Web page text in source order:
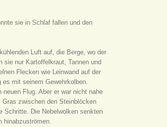
sie in Schlaf fallen und den
Luft auf, die Berge, wo der
sie nur Kartoffelkraut, Tannen und
Flecken wie Leinwand auf der
mit seinem Gewehrkolben.
Flug. Aber er war nicht nahe
zwischen den Steinblöcken
Schritte. Die Nebelwolken senkten
hinabzuströmen.